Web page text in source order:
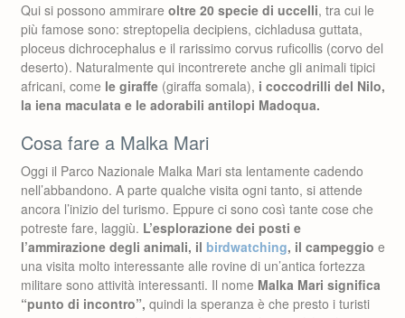
Qui si possono ammirare oltre 20 specie di uccelli, tra cui le
più famose sono: streptopelia decipiens, cichladusa guttata,
ploceus dichrocephalus e il rarissimo corvus ruficollis (corvo del
deserto). Naturalmente qui incontrerete anche gli animali tipici
africani, come le giraffe (giraffa somala), i coccodrilli del Nilo,
la iena maculata e le adorabili antilopi Madoqua.
Cosa fare a Malka Mari
Oggi il Parco Nazionale Malka Mari sta lentamente cadendo
nell’abbandono. A parte qualche visita ogni tanto, si attende
ancora l’inizio del turismo. Eppure ci sono così tante cose che
potreste fare, laggiù. L’esplorazione dei posti e
l’ammirazione degli animali, il birdwatching, il campeggio e
una visita molto interessante alle rovine di un’antica fortezza
militare sono attività interessanti. Il nome Malka Mari significa
“punto di incontro”, quindi la speranza è che presto i turisti